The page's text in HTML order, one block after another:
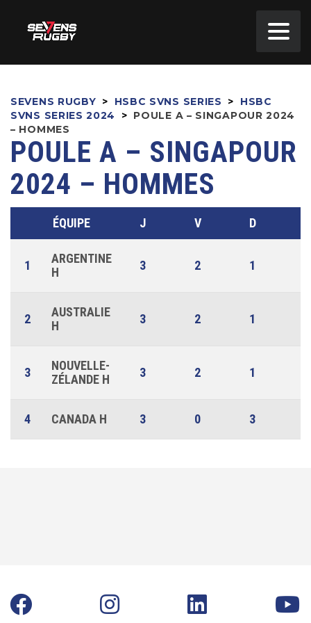
SEVENS RUGBY > HSBC SVNS SERIES >
HSBC
SVNS SERIES 2024
> POULE A – SINGAPOUR 2024
– HOMMES
POULE A – SINGAPOUR
2024 – HOMMES
ÉQUIPE J V D
1
ARGENTINE
H
3 2 1
2
AUSTRALIE
H
3 2 1
3
NOUVELLE-
ZÉLANDE H
3 2 1
4 CANADA H 3 0 3